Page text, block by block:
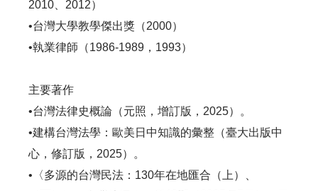
2010、2012）
•台灣大學教學傑出獎（2000）
•執業律師（1986-1989，1993）
主要著作
•台灣法律史概論（元照，增訂版，2025）。
•建構台灣法學：歐美日中知識的彙整（臺大出版中
心，修訂版，2025）。
•〈多源的台灣民法：130年在地匯合（上）、